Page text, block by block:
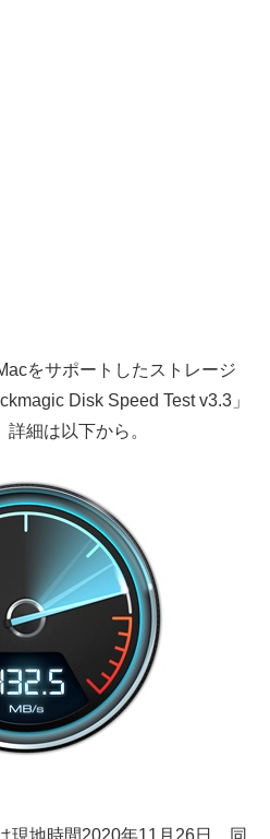
をサポートしたストレージ
Disk Speed Test v3.3」
細は以下から。
地時間2020年11月26日、同